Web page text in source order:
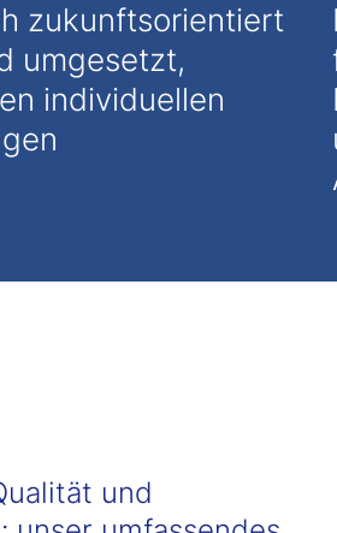
zukunftsorientiert
umgesetzt,
individuellen
und